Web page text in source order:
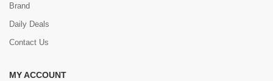
Brand
Daily Deals
Contact Us
MY ACCOUNT